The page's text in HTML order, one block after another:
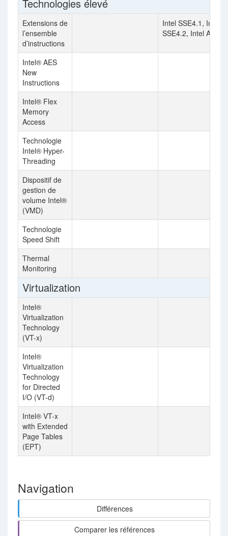
Technologies élevé
Extensions de
l’ensemble
d’instructions
Intel SSE4.1, Intel
SSE4.2, Intel AVX2
Intel® AES
New
Instructions
Intel® Flex
Memory
Access
Technologie
Intel® Hyper-
Threading
Dispositif de
gestion de
volume Intel®
(VMD)
Technologie
Speed Shift
Thermal
Monitoring
Virtualization
Intel®
Virtualization
Technology
(VT-x)
Intel®
Virtualization
Technology
for Directed
I/O (VT-d)
Intel® VT-x
with Extended
Page Tables
(EPT)
Navigation
Différences
Comparer les références